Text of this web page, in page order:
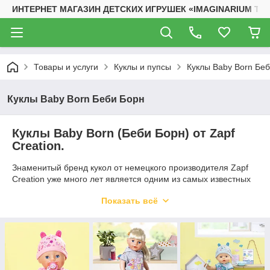
ИНТЕРНЕТ МАГАЗИН ДЕТСКИХ ИГРУШЕК «IMAGINARIUM
Товары и услуги Куклы и пупсы Куклы Baby Born
Куклы Baby Born Беби Борн
Куклы Baby Born (Беби Борн) от Zapf
Creation.
Знаменитый бренд кукол от немецкого производителя Zapf
Creation уже много лет является одним из самых известных
Все девочки, достигая определенного возраста любят играть
в игру дочки-матери! И конечно же здесь не обойтись без
куколок пупсов, т.к. дети предпочитают кукол максимально
Показать всё